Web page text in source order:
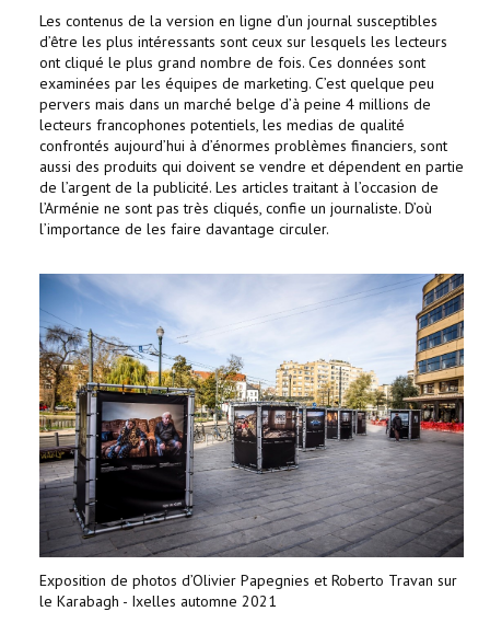
Les contenus de la version en ligne d’un journal susceptibles
d’être les plus intéressants sont ceux sur lesquels les lecteurs
ont cliqué le plus grand nombre de fois. Ces données sont
examinées par les équipes de marketing. C’est quelque peu
pervers mais dans un marché belge d’à peine 4 millions de
lecteurs francophones potentiels, les medias de qualité
confrontés aujourd’hui à d’énormes problèmes financiers, sont
aussi des produits qui doivent se vendre et dépendent en partie
de l’argent de la publicité. Les articles traitant à l’occasion de
l’Arménie ne sont pas très cliqués, confie un journaliste. D’où
l’importance de les faire davantage circuler.
Exposition de photos d’Olivier Papegnies et Roberto Travan sur
le Karabagh - Ixelles automne 2021